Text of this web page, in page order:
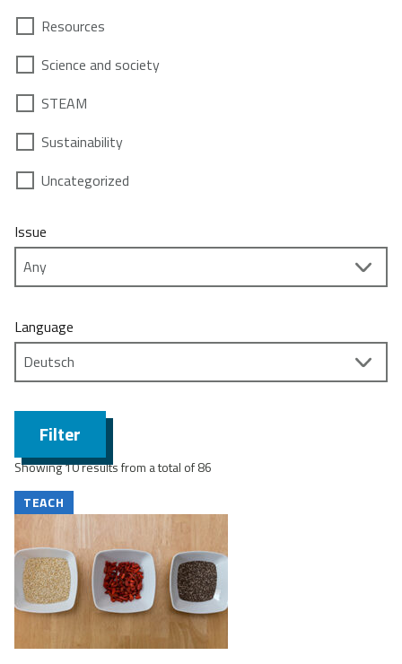
Resources
Science and society
STEAM
Sustainability
Uncategorized
Issue
Language
Filter
Showing 10 results from a total of 86
TEACH